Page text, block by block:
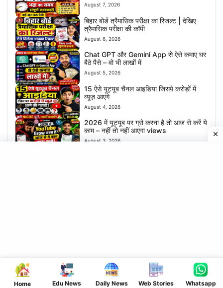
Home Edu News Daily News Web Stories Whatsapp
August 7, 2026
बिहार बोर्ड त्रैमासिक परीक्षा का रिजल्ट | देखिए
त्रैमासिक परीक्षा की कॉपी
August 6, 2026
Chat GPT और Gemini App से ऐसे कमाए घर
बैठे पैसे – वो भी लाखों में
August 5, 2026
15 ऐसे यूट्यूब चैनल आइडिया जिसपे करोड़ों में
व्यूज़ आएंगे
August 4, 2026
2026 में यूट्यूब पर ग्रो करना है तो आज से करें ये
काम – नहीं तो नहीं आएगा views
August 3, 2026
नौकरी बस यहाँ करें आवेदन
July 29, 2026